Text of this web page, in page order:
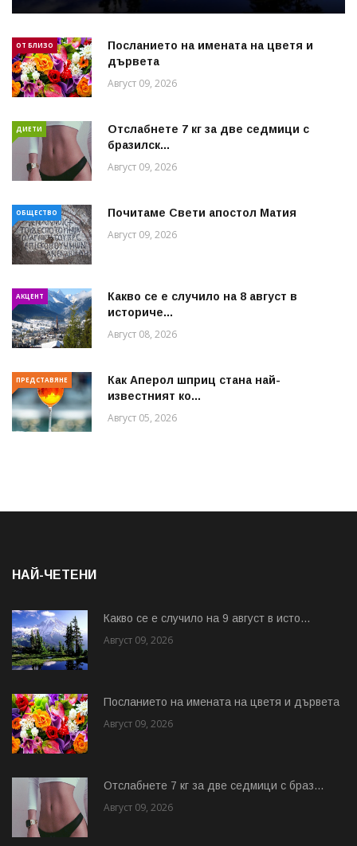
ОТ БЛИЗО
Посланието на имената на цветя и
дървета
Август 09, 2026
ДИЕТИ
Отслабнете 7 кг за две седмици с
бразилск...
Август 09, 2026
ОБЩЕСТВО Почитаме Свети апостол Матия
Август 09, 2026
АКЦЕНТ
Какво се е случило на 8 август в
историче...
Август 08, 2026
ПРЕДСТАВЯНЕ
Как Аперол шприц стана най-
известният ко...
Август 05, 2026
НАЙ-ЧЕТЕНИ
Какво се е случило на 9 август в исто...
Август 09, 2026
Посланието на имената на цветя и дървета
Август 09, 2026
Отслабнете 7 кг за две седмици с браз...
Август 09, 2026